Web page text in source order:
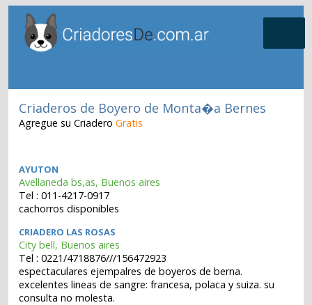
Criaderos de Boyero de Monta�a Bernes
Agregue su CriaderoGratis
AYUTON
Avellaneda bs,as, Buenos aires
Tel : 011-4217-0917
cachorros disponibles
CRIADERO LAS ROSAS
City bell, Buenos aires
Tel : 0221/4718876///156472923
espectaculares ejempalres de boyeros de berna.
excelentes lineas de sangre: francesa, polaca y suiza. su
consulta no molesta.